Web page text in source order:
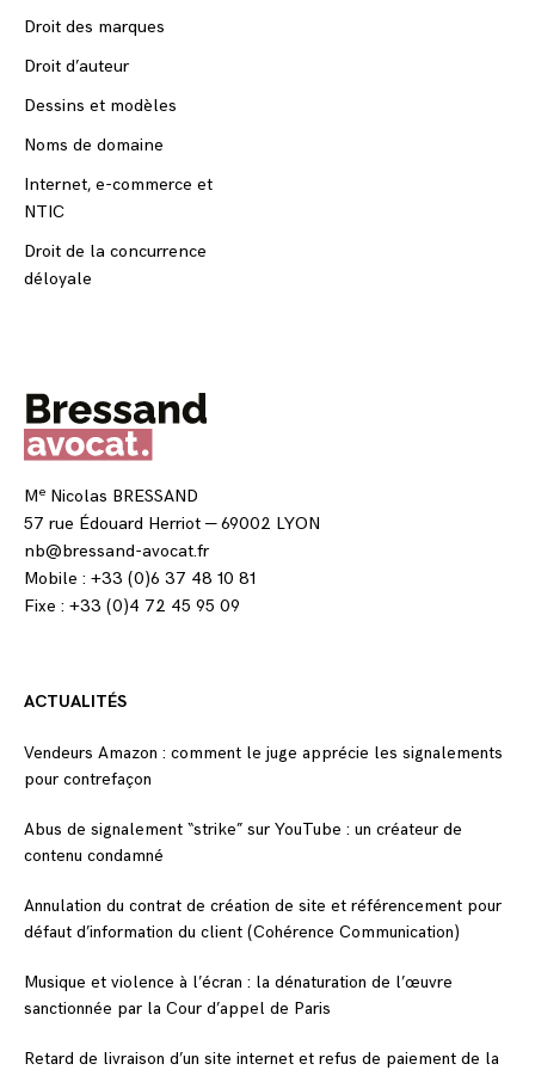
Droit des marques
Droit d’auteur
Dessins et modèles
Noms de domaine
Internet, e-commerce et
NTIC
Droit de la concurrence
déloyale
Me Nicolas BRESSAND
57 rue Édouard Herriot — 69002 LYON
nb@bressand-avocat.fr
Mobile : +33 (0)6 37 48 10 81
Fixe : +33 (0)4 72 45 95 09
ACTUALITÉS
Vendeurs Amazon : comment le juge apprécie les signalements
pour contrefaçon
Abus de signalement “strike” sur YouTube : un créateur de
contenu condamné
Annulation du contrat de création de site et référencement pour
défaut d’information du client (Cohérence Communication)
Musique et violence à l’écran : la dénaturation de l’œuvre
sanctionnée par la Cour d’appel de Paris
Retard de livraison d’un site internet et refus de paiement de la